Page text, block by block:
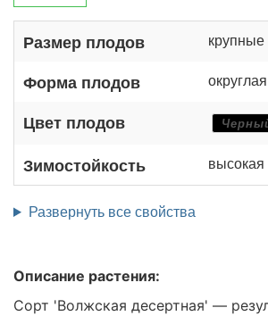
Размер плодов крупные
Форма плодов округлая
Цвет плодов
Зимостойкость высокая
Развернуть все свойства
Описание растения:
Cорт 'Волжская десертная' —